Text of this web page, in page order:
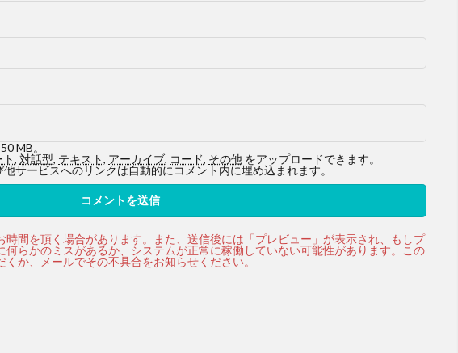
MB。
, 対話型, テキスト, アーカイブ, コード, その他 をアップロードできます。
サービスへのリンクは自動的にコメント内に埋め込まれます。